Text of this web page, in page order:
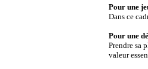
Pour une
Dans ce
Pour une
Prendre sa
valeur